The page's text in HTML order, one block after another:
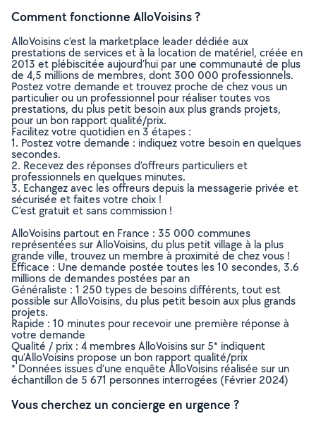
Comment fonctionne AlloVoisins ?
AlloVoisins c’est la marketplace leader dédiée aux
prestations de services et à la location de matériel, créée en
2013 et plébiscitée aujourd’hui par une communauté de plus
de 4,5 millions de membres, dont 300 000 professionnels.
Postez votre demande et trouvez proche de chez vous un
particulier ou un professionnel pour réaliser toutes vos
prestations, du plus petit besoin aux plus grands projets,
pour un bon rapport qualité/prix.
Facilitez votre quotidien en 3 étapes :
1. Postez votre demande : indiquez votre besoin en quelques
secondes.
2. Recevez des réponses d’offreurs particuliers et
professionnels en quelques minutes.
3. Echangez avec les offreurs depuis la messagerie privée et
sécurisée et faites votre choix !
C’est gratuit et sans commission !
AlloVoisins partout en France : 35 000 communes
représentées sur AlloVoisins, du plus petit village à la plus
grande ville, trouvez un membre à proximité de chez vous !
Efficace : Une demande postée toutes les 10 secondes, 3.6
millions de demandes postées par an
Généraliste : 1 250 types de besoins différents, tout est
possible sur AlloVoisins, du plus petit besoin aux plus grands
projets.
Rapide : 10 minutes pour recevoir une première réponse à
votre demande
Qualité / prix : 4 membres AlloVoisins sur 5* indiquent
qu’AlloVoisins propose un bon rapport qualité/prix
* Données issues d’une enquête AlloVoisins réalisée sur un
échantillon de 5 671 personnes interrogées (Février 2024)
Vous cherchez un concierge en urgence ?